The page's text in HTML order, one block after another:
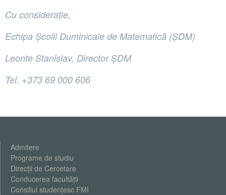
Cu considerație,
Echipa Școlii Duminicale de Matematică (ȘDM)
Leonte Stanislav, Director ȘDM
Tel. +373 69 000 606
Admitere
Programe de studiu
Direcții de Cercetare
Conducerea facultății
Consiliul studențesc FMI